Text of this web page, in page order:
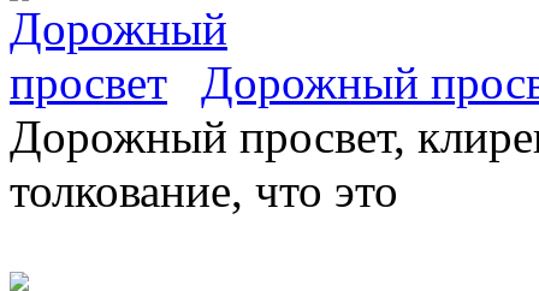
Дорожный
Дорожный просвет,
толкование, что это